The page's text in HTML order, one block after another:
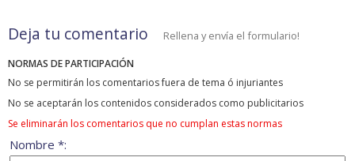
Deja tu comentario Rellena y envía el formulario!
NORMAS DE PARTICIPACIÓN
No se permitirán los comentarios fuera de tema ó injuriantes
No se aceptarán los contenidos considerados como publicitarios
Se eliminarán los comentarios que no cumplan estas normas
Nombre *: